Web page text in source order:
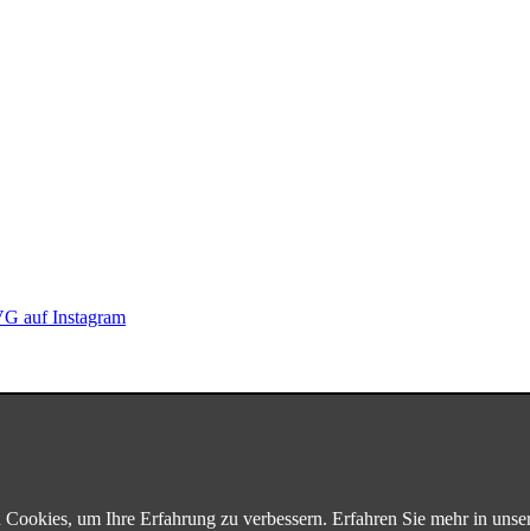
um Ihre Erfahrung zu verbessern. Erfahren Sie mehr in
auf Instagram